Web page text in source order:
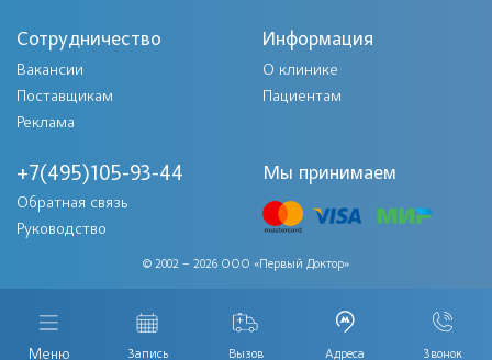
Меню Запись Вызов Адреса Звонок
выявления следующих видов
предпосылок, указывающих на
текущее патологическое нарушение в
тканях органа:
пороки в развитии;
образование каменистых
структур внутри полостных
опухолевая деформация тканей;
процесс воспаления в затяжной
Сотрудничество
Вакансии
Поставщикам
Реклама
Информация
О клинике
Пациентам
+7(495)105-93-44
Обратная связь
Руководство
© 2002 – 2026 ООО «Первый Доктор»
Мы принимаем